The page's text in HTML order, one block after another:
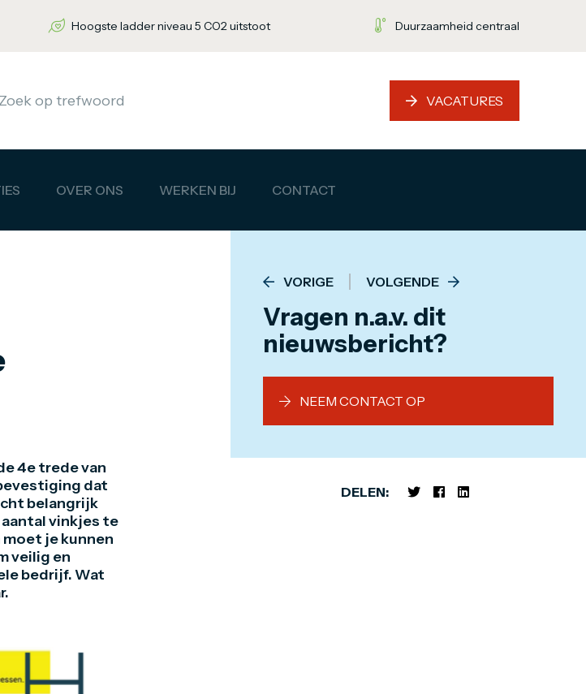
Hoogste ladder niveau 5 CO2 uitstoot Duurzaamheid centraal
VACATURES
OVER ONS WERKEN BIJ CONTACT
4e trede van
dat
belangrijk
vinkjes te
je kunnen
veilig en
bedrijf. Wat
VORIGE VOLGENDE
Vragen n.a.v. dit
nieuwsbericht?
NEEM CONTACT OP
DELEN: